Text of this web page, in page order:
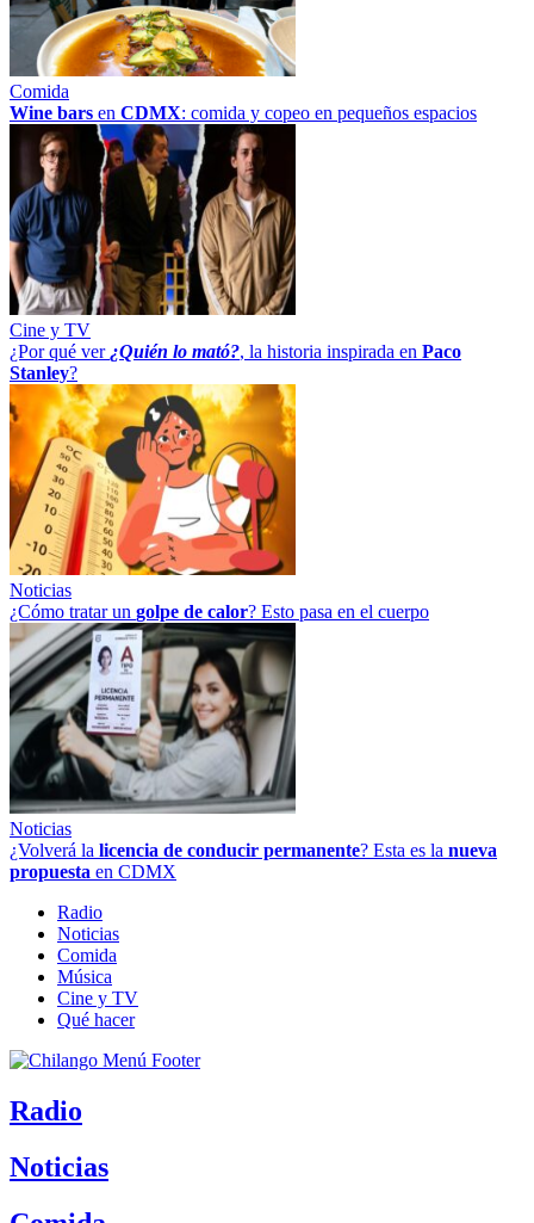
Comida
Wine bars en CDMX: comida y copeo en pequeños espacios
Cine y TV
¿Por qué ver¿Quién lo mató?, la historia inspirada en Paco
Stanley?
Noticias
¿Cómo tratar un golpe de calor? Esto pasa en el cuerpo
Noticias
¿Volverá la licencia de conducir permanente? Esta es la nueva
propuesta en CDMX
Radio
Noticias
Comida
Música
Cine y TV
Qué hacer
Radio
Noticias